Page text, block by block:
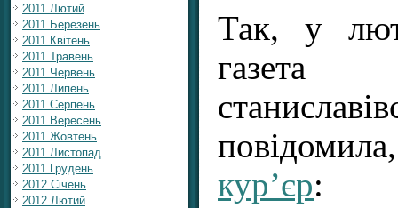
2011 Лютий
2011 Березень
2011 Квітень
2011 Травень
2011 Червень
2011 Липень
2011 Серпень
2011 Вересень
2011 Жовтень
2011 Листопад
2011 Грудень
2012 Січень
2012 Лютий
Так, у
кур’єр: